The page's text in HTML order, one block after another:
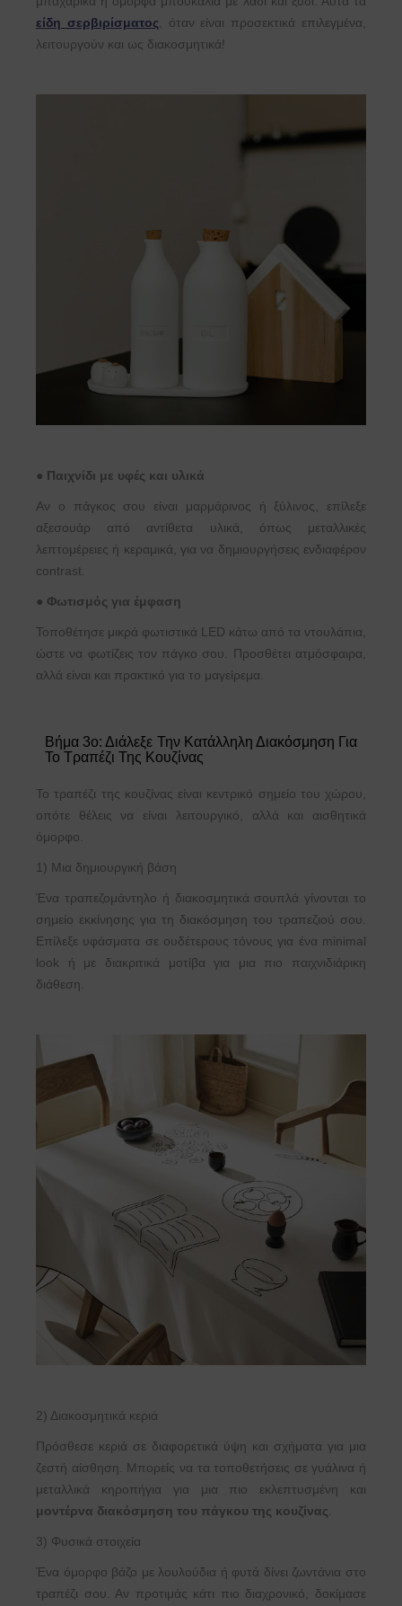
είδη σερβιρίσματος , όταν είναι προσεκτικά επιλεγμένα,
λειτουργούν και ως διακοσμητικά!
● Παιχνίδι με υφές και υλικά
Αν ο πάγκος σου είναι μαρμάρινος ή ξύλινος, επίλεξε
αξεσουάρ από αντίθετα υλικά, όπως μεταλλικές
λεπτομέρειες ή κεραμικά, για να δημιουργήσεις ενδιαφέρον
contrast.
● Φωτισμός για έμφαση
Τοποθέτησε μικρά φωτιστικά LED κάτω από τα ντουλάπια,
ώστε να φωτίζεις τον πάγκο σου. Προσθέτει ατμόσφαιρα,
αλλά είναι και πρακτικό για το μαγείρεμα.
Βήμα 3ο: Διάλεξε Την Κατάλληλη Διακόσμηση Για
Το Τραπέζι Της Κουζίνας
Το τραπέζι της κουζίνας είναι κεντρικό σημείο του χώρου,
οπότε θέλεις να είναι λειτουργικό, αλλά και αισθητικά
όμορφο.
1) Μια δημιουργική βάση
Ένα τραπεζομάντηλο ή διακοσμητικά σουπλά γίνονται το
σημείο εκκίνησης για τη διακόσμηση του τραπεζιού σου.
Επίλεξε υφάσματα σε ουδέτερους τόνους για ένα minimal
look ή με διακριτικά μοτίβα για μια πιο παιχνιδιάρικη
διάθεση.
2) Διακοσμητικά κεριά
Πρόσθεσε κεριά σε διαφορετικά ύψη και σχήματα για μια
ζεστή αίσθηση. Μπορείς να τα τοποθετήσεις σε γυάλινα ή
μεταλλικά κηροπήγια για μια πιο εκλεπτυσμένη και
μοντέρνα διακόσμηση του πάγκου της κουζίνας
3) Φυσικά στοιχεία
Ένα όμορφο βάζο με λουλούδια ή φυτά δίνει ζωντάνια στο
τραπέζι σου. Αν προτιμάς κάτι πιο διαχρονικό, δοκίμασε